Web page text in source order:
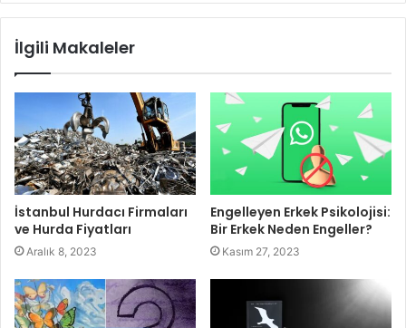
İlgili Makaleler
İstanbul Hurdacı Firmaları
ve Hurda Fiyatları
Aralık 8, 2023
Engelleyen Erkek Psikolojisi:
Bir Erkek Neden Engeller?
Kasım 27, 2023